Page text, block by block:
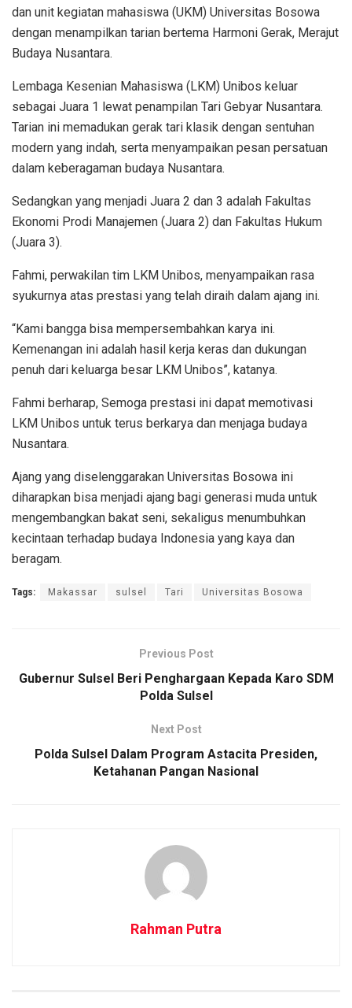
dan unit kegiatan mahasiswa (UKM) Universitas Bosowa
dengan menampilkan tarian bertema Harmoni Gerak, Merajut
Budaya Nusantara.
Lembaga Kesenian Mahasiswa (LKM) Unibos keluar
sebagai Juara 1 lewat penampilan Tari Gebyar Nusantara.
Tarian ini memadukan gerak tari klasik dengan sentuhan
modern yang indah, serta menyampaikan pesan persatuan
dalam keberagaman budaya Nusantara.
Sedangkan yang menjadi Juara 2 dan 3 adalah Fakultas
Ekonomi Prodi Manajemen (Juara 2) dan Fakultas Hukum
(Juara 3).
Fahmi, perwakilan tim LKM Unibos, menyampaikan rasa
syukurnya atas prestasi yang telah diraih dalam ajang ini.
“Kami bangga bisa mempersembahkan karya ini.
Kemenangan ini adalah hasil kerja keras dan dukungan
penuh dari keluarga besar LKM Unibos”, katanya.
Fahmi berharap, Semoga prestasi ini dapat memotivasi
LKM Unibos untuk terus berkarya dan menjaga budaya
Nusantara.
Ajang yang diselenggarakan Universitas Bosowa ini
diharapkan bisa menjadi ajang bagi generasi muda untuk
mengembangkan bakat seni, sekaligus menumbuhkan
kecintaan terhadap budaya Indonesia yang kaya dan
beragam.
Tags: Makassar sulsel Tari Universitas Bosowa
Previous Post
Gubernur Sulsel Beri Penghargaan Kepada Karo SDM
Polda Sulsel
Next Post
Polda Sulsel Dalam Program Astacita Presiden,
Ketahanan Pangan Nasional
Rahman Putra